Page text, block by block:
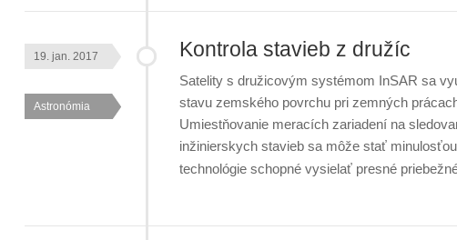
Kontrola stavieb z družíc
19. jan. 2017
Astronómia
Satelity s družicovým systémom InSAR sa
stavu zemského povrchu pri zemných
Umiestňovanie meracích zariadení na
inžinierskych stavieb sa môže stať
technológie schopné vysielať presné